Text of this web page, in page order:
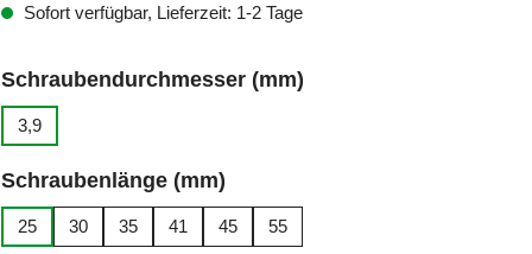
Sofort verfügbar, Lieferzeit: 1-2 Tage
Schraubendurchmesser (mm)
3,9
Schraubenlänge (mm)
25 30 35 41 45 55